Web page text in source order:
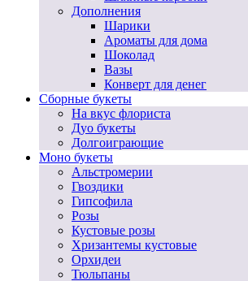
Дополнения
Шарики
Ароматы для дома
Шоколад
Вазы
Конверт для денег
Сборные букеты
На вкус флориста
Дуо букеты
Долгоиграющие
Моно букеты
Альстромерии
Гвоздики
Гипсофила
Розы
Кустовые розы
Хризантемы кустовые
Орхидеи
Тюльпаны